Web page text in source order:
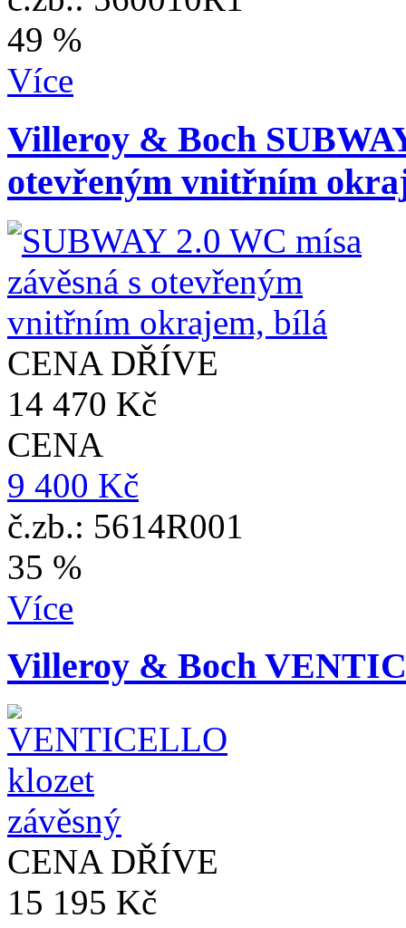
49 %
Více
Villeroy & Boch
otevřeným vnitřním
CENA DŘÍVE
14 470 Kč
CENA
9 400 Kč
č.zb.: 5614R001
35 %
Více
Villeroy & Boch
CENA DŘÍVE
15 195 Kč